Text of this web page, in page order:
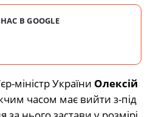
В GOOGLE
міністр України Олексій
часом має вийти з-під